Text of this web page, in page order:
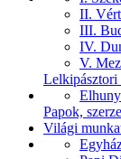
II.
III.
IV.
V.
Lelkipásztori
Papok,
Világi